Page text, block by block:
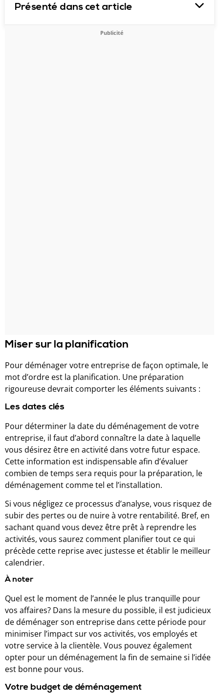
Présenté dans cet article
Publicité
Miser sur la planification
Pour déménager votre entreprise de façon optimale, le
mot d’ordre est la planification. Une préparation
rigoureuse devrait comporter les éléments suivants :
Les dates clés
Pour déterminer la date du déménagement de votre
entreprise, il faut d’abord connaître la date à laquelle
vous désirez être en activité dans votre futur espace.
Cette information est indispensable afin d’évaluer
combien de temps sera requis pour la préparation, le
déménagement comme tel et l’installation.
Si vous négligez ce processus d’analyse, vous risquez de
subir des pertes ou de nuire à votre rentabilité. Bref, en
sachant quand vous devez être prêt à reprendre les
activités, vous saurez comment planifier tout ce qui
précède cette reprise avec justesse et établir le meilleur
calendrier.
À noter
Quel est le moment de l’année le plus tranquille pour
vos affaires? Dans la mesure du possible, il est judicieux
de déménager son entreprise dans cette période pour
minimiser l’impact sur vos activités, vos employés et
votre service à la clientèle. Vous pouvez également
opter pour un déménagement la fin de semaine si l’idée
est bonne pour vous.
Votre budget de déménagement